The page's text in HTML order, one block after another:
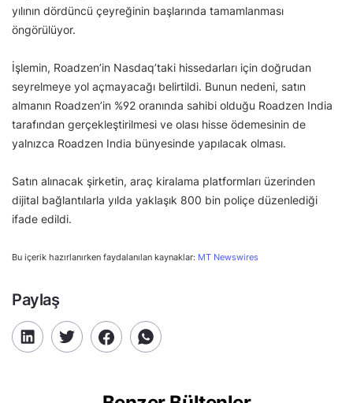
yılının dördüncü çeyreğinin başlarında tamamlanması
öngörülüyor.
İşlemin, Roadzen’in Nasdaq’taki hissedarları için doğrudan
seyrelmeye yol açmayacağı belirtildi. Bunun nedeni, satın
almanın Roadzen’in %92 oranında sahibi olduğu Roadzen India
tarafından gerçekleştirilmesi ve olası hisse ödemesinin de
yalnızca Roadzen India bünyesinde yapılacak olması.
Satın alınacak şirketin, araç kiralama platformları üzerinden
dijital bağlantılarla yılda yaklaşık 800 bin poliçe düzenlediği
ifade edildi.
Bu içerik hazırlanırken faydalanılan kaynaklar: MT Newswires
Paylaş